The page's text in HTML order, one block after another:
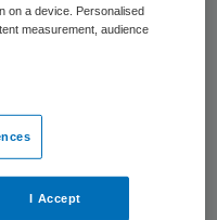
middelen
gaven aan deze
een arts te
van deze
on a device. Personalised
measurement, audience
I Accept